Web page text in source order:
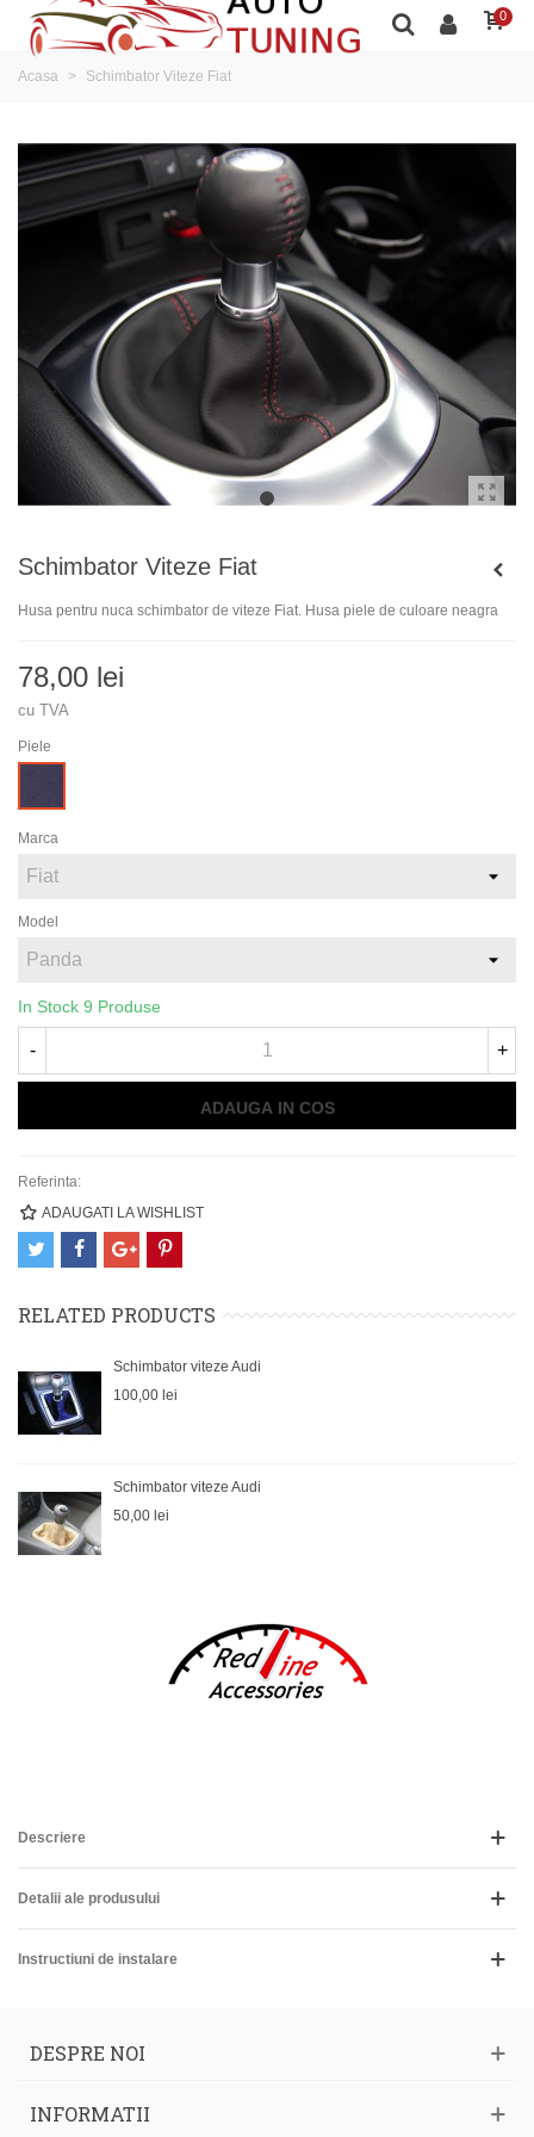
0
Acasa > Schimbator Viteze Fiat
Schimbator Viteze Fiat
Husa pentru nuca schimbator de viteze Fiat. Husa piele de culoare neagra
78,00 lei
cu TVA
Piele
Marca
Model
In Stock 9 Produse
- +
ADAUGA IN COS
Referinta:
ADAUGATI LA WISHLIST
RELATED PRODUCTS
Schimbator viteze Audi
100,00 lei
Schimbator viteze Audi
50,00 lei
Descriere
Detalii ale produsului
Instructiuni de instalare
DESPRE NOI
INFORMATII